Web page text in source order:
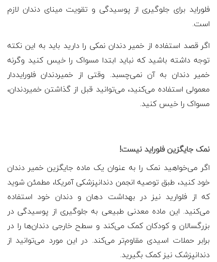
فلوراید برای جلوگیری از پوسیدگی و تقویت مینای دندان لازم
است.
اگر قصد استفاده از خمیر دندان نمکی را دارید باید به این نکته
توجه داشته باشید که نباید ابتدا مسواک را خیس کنید وگرنه
خمیر دندان به آن نمی‌چسبد. وقتی از خمیردندان فلورایددار
معمولی استفاده می‌کنید، می‌توانید قبل از گذاشتن خمیردندان،
مسواک را خیس کنید.
نمک جایگزین فلوراید نیست!
اگر می‌خواهید نمک را به عنوان یک ماده جایگزین خمیر دندان
خود کنید، طبق توصیه انجمن دندانپزشکی آمریکا، مطمئن شوید
که از فلوارید نیز در بهداشت دهان و دندان خود استفاده
می‌کنید. این ماده معدنی طبیعی به جلوگیری از پوسیدگی در
بزرگسالان و کودکان کمک می‌کند و سطح خارجی دندان‌ها را در
برابر حملات اسیدی مقاوم‌تر می‌کند. در این مورد می‌توانید از
دندانپزشک نیز کمک بگیرید.